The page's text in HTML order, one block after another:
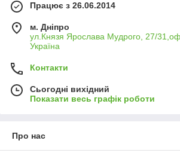
Працює з 26.06.2014
м. Дніпро
ул.Князя Ярослава Мудрого, 27/
Україна
Контакти
Сьогодні вихідний
Показати весь графік роботи
Про нас